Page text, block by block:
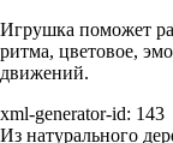
Игрушка поможет
ритма, цветовое,
движений.
xml-generator-id: 143
Из натурального